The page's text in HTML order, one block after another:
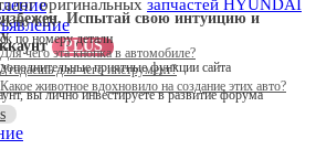
оригинальных запчастей HYUNDAI
по VIN
по номеру детали
Испытай свою интуицию и
Для чего эта кнопка в автомобиле?
Угадаешь для чего инструмент?
Какое животное вдохновило на создание этих авто?
PLUS
приятные функции сайта
вы лично инвестируете в развитие форума